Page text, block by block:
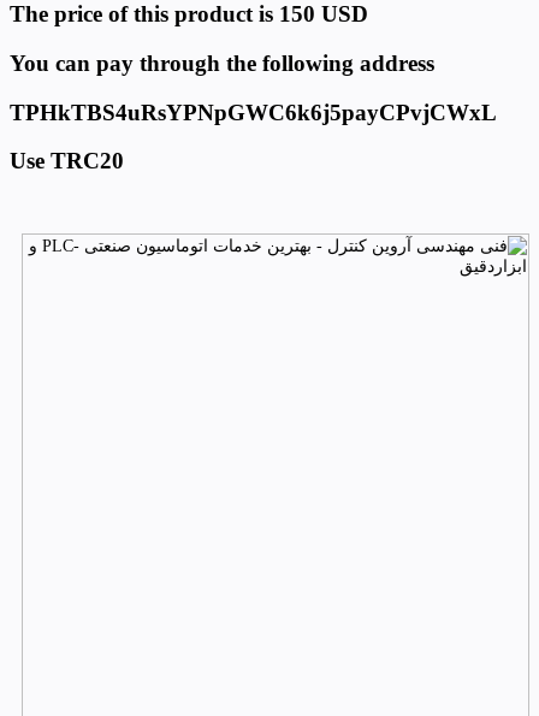
The price of this product is 150 USD
You can pay through the following address
TPHkTBS4uRsYPNpGWC6k6j5payCPvjCWxL
Use TRC20